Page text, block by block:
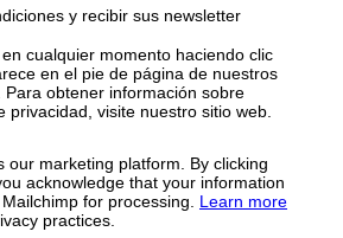
y recibir sus newsletter
cualquier momento haciendo clic
en el pie de página de nuestros
obtener información sobre
privacidad, visite nuestro sitio web.
our marketing platform. By clicking
acknowledge that your information
for processing. Learn more
practices.